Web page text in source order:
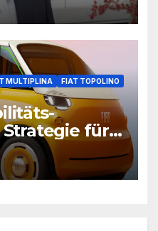
MULTIPLINA
FIAT TOPOLINO
Strategie für